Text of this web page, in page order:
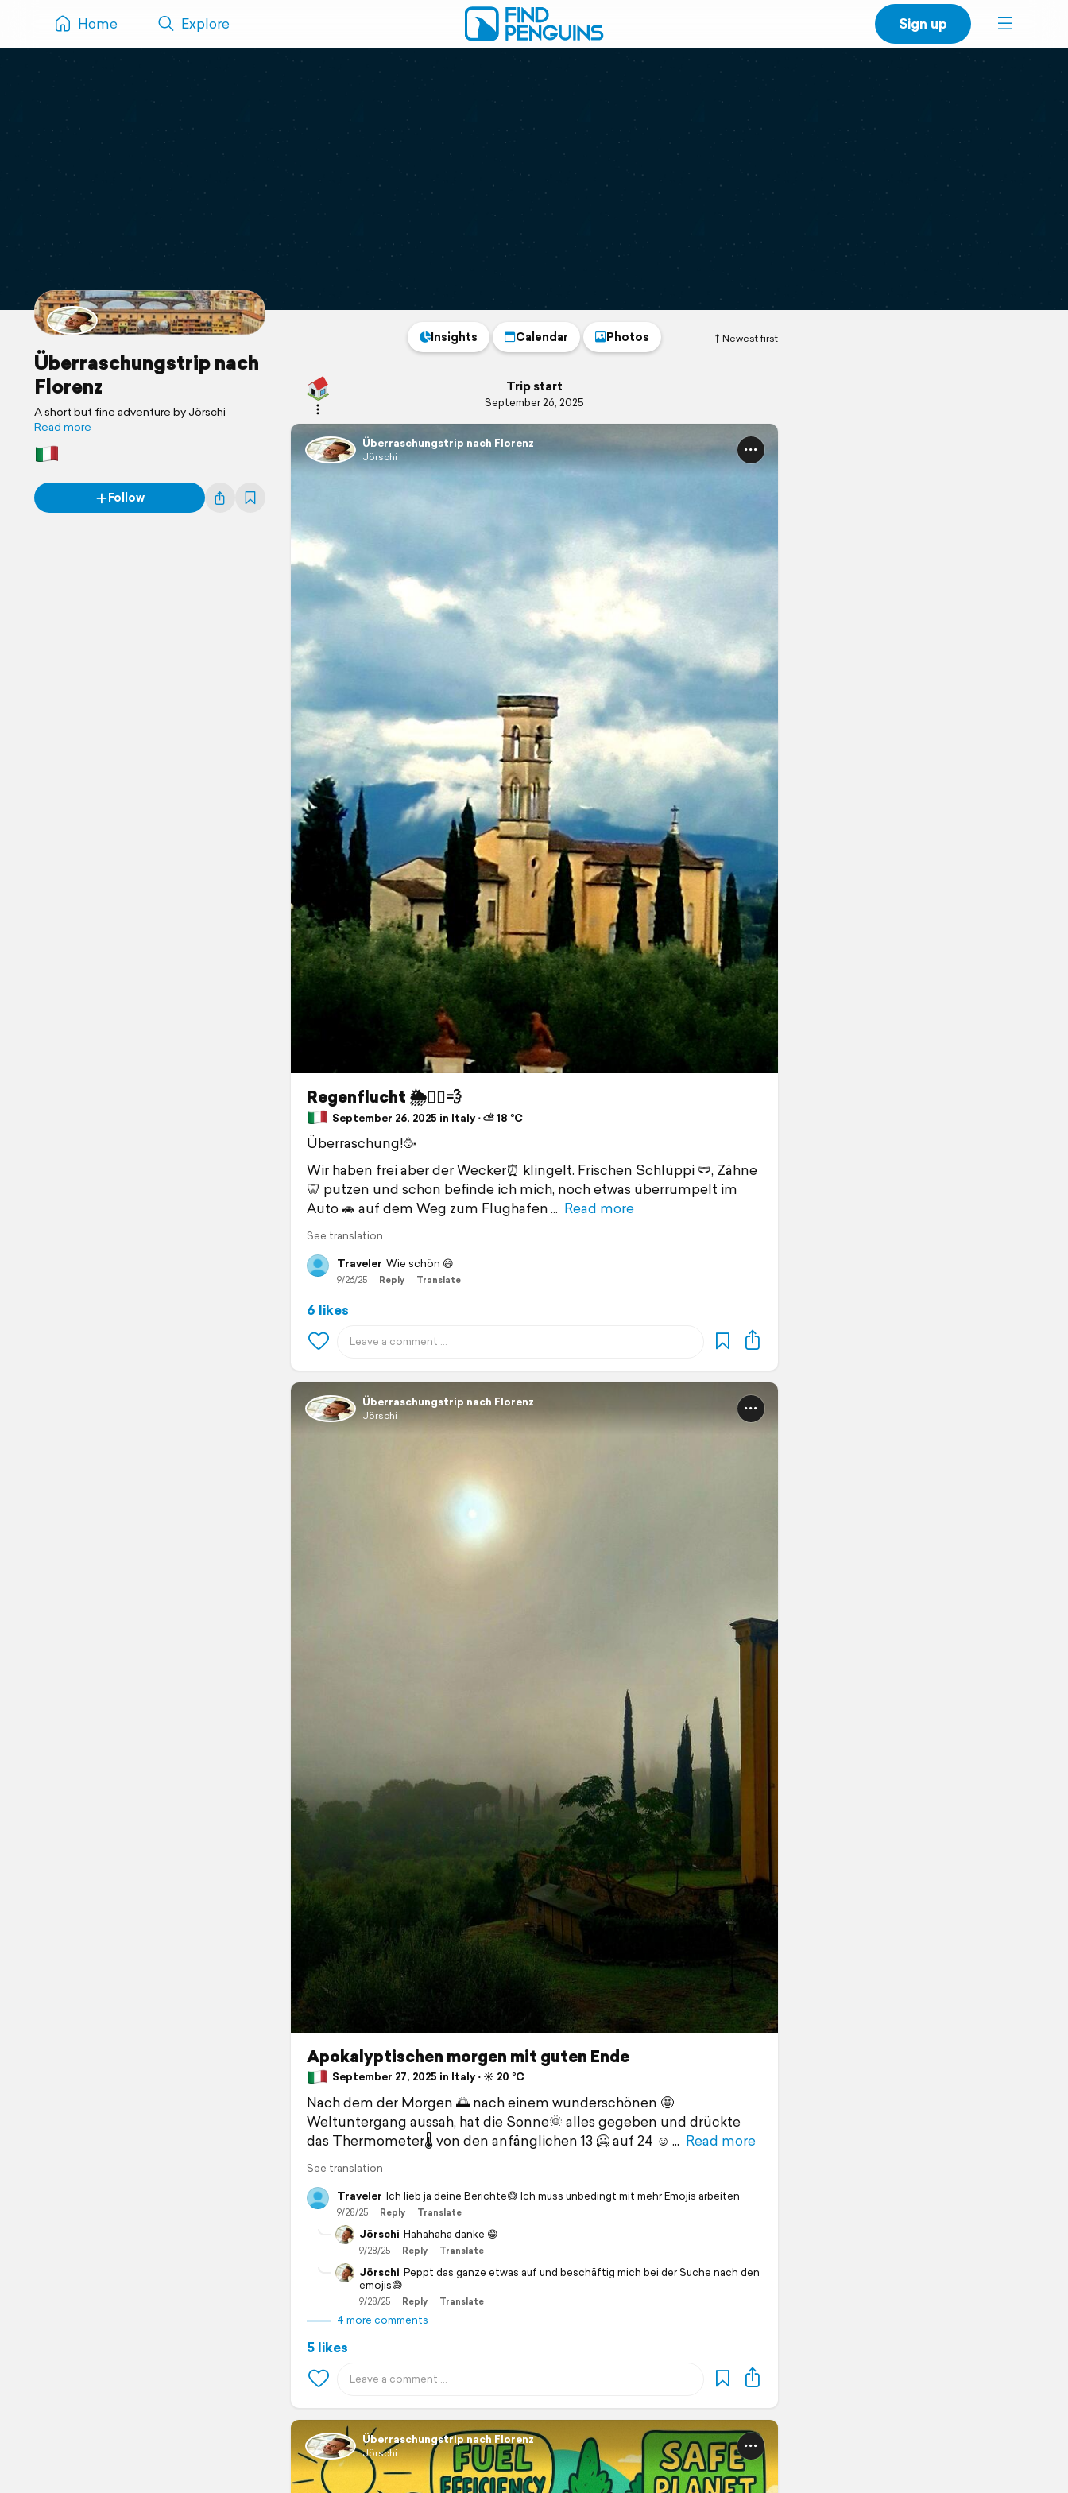
Home Explore Sign up
Überraschungstrip nach
Florenz
A short but fine adventure by Jörschi
Read more
Follow
Newest first
Insights Calendar Photos
Trip start
September 26, 2025
Überraschungstrip nach Florenz
Jörschi
Regenflucht 🌦🏃‍♂️💨
September 26, 2025 in Italy ⋅ ⛅ 18 °C
Überraschung!🥳
Wir haben frei aber der Wecker⏰️ klingelt. Frischen Schlüppi 🩲, Zähne
🦷 putzen und schon befinde ich mich, noch etwas überrumpelt im
Auto 🚗 auf dem Weg zum Flughafen
Read more
See translation
Traveler Wie schön 😄
9/26/25 Reply Translate
6 likes
Überraschungstrip nach Florenz
Jörschi
Apokalyptischen morgen mit guten Ende
September 27, 2025 in Italy ⋅ ☀️ 20 °C
Nach dem der Morgen 🌅 nach einem wunderschönen 🤩
Weltuntergang aussah, hat die Sonne🌞 alles gegeben und drückte
das Thermometer🌡 von den anfänglichen 13 🥶 auf 24 ☺️
Read more
See translation
Traveler Ich lieb ja deine Berichte😅 Ich muss unbedingt mit mehr Emojis arbeiten
9/28/25 Reply Translate
Jörschi Hahahaha danke 😁
9/28/25 Reply Translate
Jörschi Peppt das ganze etwas auf und beschäftig mich bei der Suche nach den
emojis😅
9/28/25 Reply Translate
4 more comments
5 likes
Überraschungstrip nach Florenz
Jörschi